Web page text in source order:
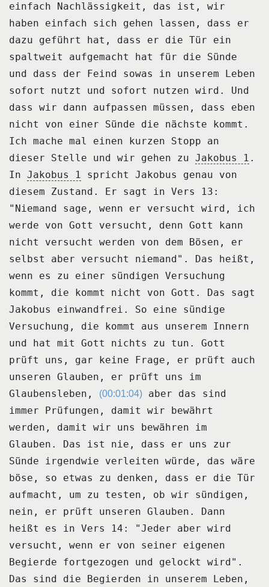
einfach Nachlässigkeit, das ist, wir
haben einfach sich gehen lassen, dass er
dazu geführt hat, dass er die Tür ein
spaltweit
aufgemacht hat für die Sünde
und dass der Feind sowas in unserem Leben
sofort nutzt
und sofort nutzen wird.
Und
dass wir dann aufpassen müssen, dass eben
nicht von einer Sünde die nächste kommt.
Ich mache mal einen kurzen Stopp an
dieser Stelle und wir gehen zu Jakobus 1 .
In Jakobus 1 spricht Jakobus genau von
diesem Zustand.
Er sagt in Vers 13:
"Niemand sage, wenn er versucht wird, ich
werde von Gott versucht,
denn Gott kann
nicht versucht werden von dem Bösen, er
selbst aber versucht niemand".
Das heißt,
wenn es zu einer sündigen Versuchung
kommt, die kommt nicht von Gott.
Das sagt
Jakobus einwandfrei.
So eine sündige
Versuchung, die kommt aus unserem Innern
und hat mit Gott nichts zu
tun.
Gott
prüft uns, gar keine Frage, er prüft auch
unseren Glauben, er prüft uns im
Glaubensleben,
(00:01:04)
aber das sind
immer Prüfungen, damit wir bewährt
werden, damit wir uns bewähren im
Glauben.
Das ist nie, dass er uns zur
Sünde irgendwie verleiten würde, das wäre
böse, so etwas
zu denken, dass er die Tür
aufmacht, um zu testen, ob wir sündigen,
nein, er prüft
unseren Glauben.
Dann
heißt es in Vers 14: "Jeder aber wird
versucht, wenn er von seiner eigenen
Begierde
fortgezogen und gelockt wird".
Das sind die Begierden in unserem Leben,